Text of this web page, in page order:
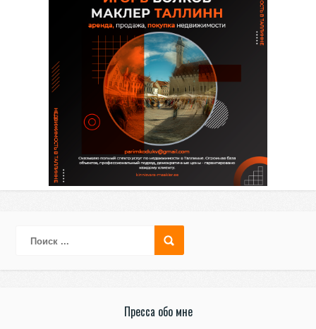
Пресса обо мне